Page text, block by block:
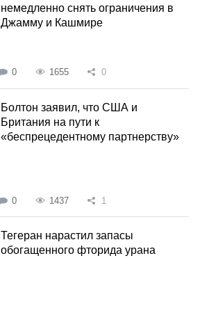
немедленно снять ограничения в
Джамму и Кашмире
0 1655 0
Болтон заявил, что США и
Британия на пути к
«беспрецедентному партнерству»
0 1437 1
Тегеран нарастил запасы
обогащенного фторида урана